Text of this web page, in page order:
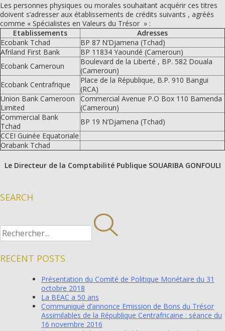
Les personnes physiques ou morales souhaitant acquérir ces titres
doivent s’adresser aux établissements de crédits suivants , agréés
comme « Spécialistes en Valeurs du Trésor » :
Etablissements
Adresses
Ecobank Tchad
BP 87 N’Djamena (Tchad)
Afriland First Bank
BP 11834 Yaoundé (Cameroun)
Ecobank Cameroun
Boulevard de la Liberté , BP. 582 Douala
(Cameroun)
Ecobank Centrafrique
Place de la République, B.P. 910 Bangui
(RCA)
Union Bank Cameroon
Limited
Commercial Avenue P.O Box 110 Bamenda
(Cameroun)
Commercial Bank
Tchad
BP 19 N’Djamena (Tchad)
CCEI Guinée Equatoriale
Orabank Tchad
Le Directeur de la Comptabilité Publique SOUARIBA GONFOULI
SEARCH
RECENT POSTS
Présentation du Comité de Politique Monétaire du 31
octobre 2018
La BEAC a 50 ans
Communiqué d’annonce Emission de Bons du Trésor
Assimilables de la République Centrafricaine : séance du
16 novembre 2016